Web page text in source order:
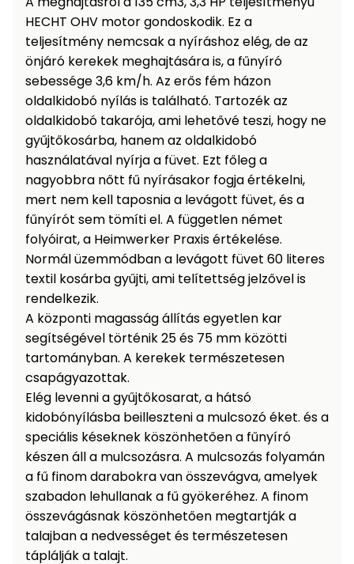
Kézi
szerszám,
eszközök
Kiegészítők
HECHT OHV motor gondoskodik. Ez a
teljesítmény nemcsak a nyíráshoz elég, de az
önjáró kerekek meghajtására is, a fűnyíró
sebessége 3,6 km/h. Az erős fém házon
oldalkidobó nyílás is található. Tartozék az
oldalkidobó takarója, ami lehetővé teszi, hogy ne
gyűjtőkosárba, hanem az oldalkidobó
használatával nyírja a füvet. Ezt főleg a
nagyobbra nőtt fű nyírásakor fogja értékelni,
mert nem kell taposnia a levágott füvet, és a
fűnyírót sem tömíti el. A független német
folyóirat, a Heimwerker Praxis értékelése.
Normál üzemmódban a levágott füvet 60 literes
textil kosárba gyűjti, ami telítettség jelzővel is
rendelkezik.
A központi magasság állítás egyetlen kar
segítségével történik 25 és 75 mm közötti
tartományban. A kerekek természetesen
csapágyazottak.
Elég levenni a gyűjtőkosarat, a hátsó
kidobónyílásba beilleszteni a mulcsozó éket. és a
speciális késeknek köszönhetően a fűnyíró
készen áll a mulcsozásra. A mulcsozás folyamán
a fű finom darabokra van összevágva, amelyek
szabadon lehullanak a fű gyökeréhez. A finom
összevágásnak köszönhetően megtartják a
talajban a nedvességet és természetesen
táplálják a talajt.